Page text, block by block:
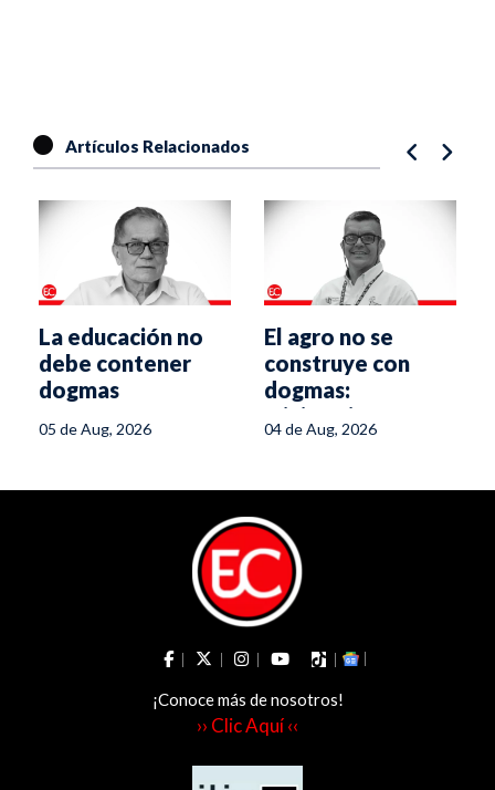
Artículos Relacionados
La educación no
debe contener
dogmas
05 de Aug, 2026
El agro no se
construye con
dogmas:
ministerio,
gremios e
equipo ganador
04 de Aug, 2026
¡Conoce más de nosotros!
›› Clic Aquí ‹‹